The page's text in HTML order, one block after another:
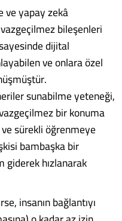
ve yapay zekâ
bileşenleri
dijital
ve onlara özel
sunabilme yeteneği,
bir konuma
ve sürekli öğrenmeye
bambaşka bir
hızlanarak
insanın bağlantıyı